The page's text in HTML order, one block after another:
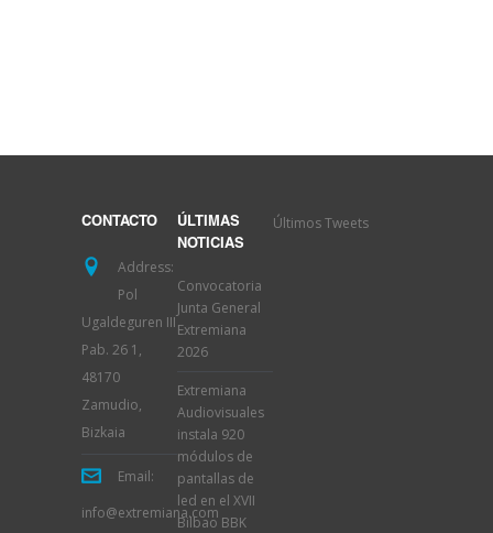
CONTACTO
Address:
Pol
Ugaldeguren III
Pab. 26 1,
48170
Zamudio,
Bizkaia
Email:
info@extremiana.com
ÚLTIMAS
NOTICIAS
Convocatoria
Junta General
Extremiana
2026
Extremiana
Audiovisuales
instala 920
módulos de
pantallas de
led en el XVII
Bilbao BBK
Últimos Tweets